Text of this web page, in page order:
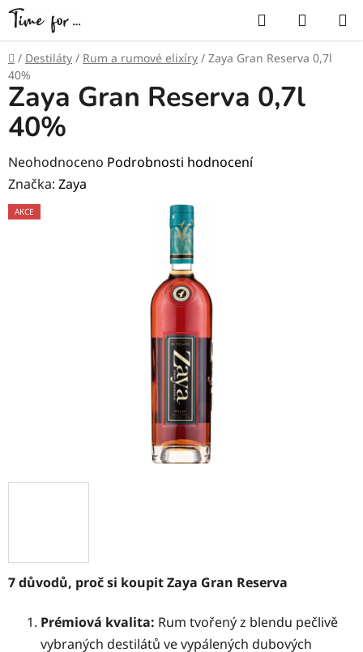
Přejít
obsah
Hledat
KOŠÍK
Domů
/ Destiláty / Rum a rumové elixíry / Zaya Gran Reserva 0,7l
40%
7 důvodů, proč si koupit Zaya Gran Reserva
Prémiová kvalita: Rum tvořený z blendu pečlivě
vybraných destilátů ve vypálených dubových
Zaya Gran Reserva 0,7l
40%
Průměrné
hodnocení
produktu
Neohodnoceno Podrobnosti hodnocení
Značka: Zaya
AKCE